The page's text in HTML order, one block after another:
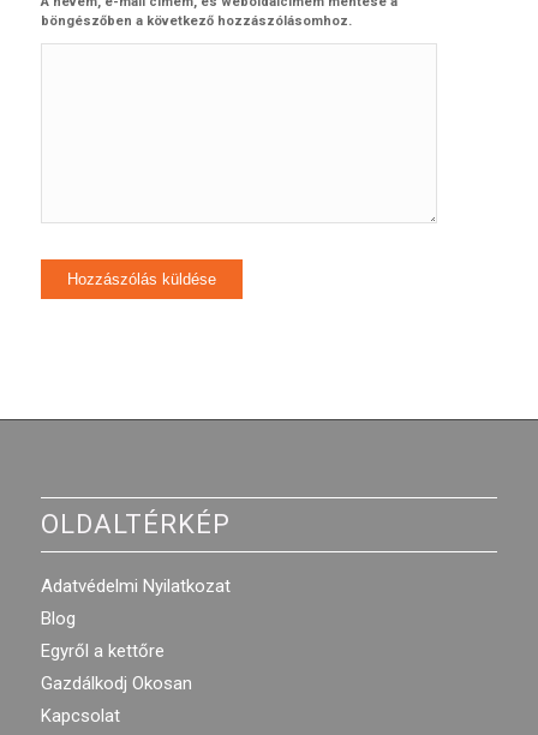
böngészőben a következő hozzászólásomhoz.
OLDALTÉRKÉP
Adatvédelmi Nyilatkozat
Blog
Egyről a kettőre
Gazdálkodj Okosan
Kapcsolat